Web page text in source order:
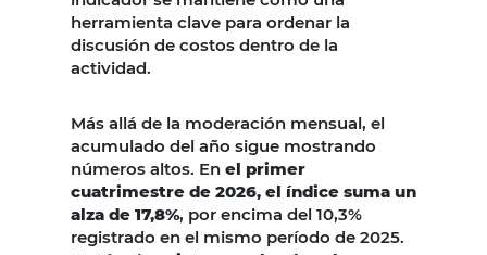
herramienta clave para ordenar la
discusión de costos dentro de la
actividad.
Más allá de la moderación mensual, el
acumulado del año sigue mostrando
números altos. En el primer
cuatrimestre de 2026, el índice suma un
alza de 17,8%, por encima del 10,3%
registrado en el mismo período de 2025.